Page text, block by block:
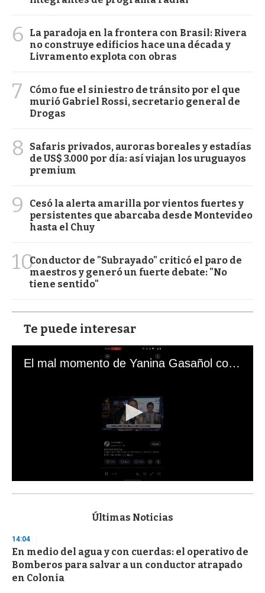
6
La paradoja en la frontera con Brasil: Rivera
no construye edificios hace una década y
Livramento explota con obras
7
Cómo fue el siniestro de tránsito por el que
murió Gabriel Rossi, secretario general de
Drogas
8
Safaris privados, auroras boreales y estadías
de US$ 3.000 por día: así viajan los uruguayos
premium
9
Cesó la alerta amarilla por vientos fuertes y
persistentes que abarcaba desde Montevideo
hasta el Chuy
10Conductor de "Subrayado" criticó el paro de
maestros y generó un fuerte debate: "No
tiene sentido"
Te puede interesar
El mal momento de Yanina Gasañol con un hincha argentino en "Subrayado"
s
d
s
o
f
3
Últimas Noticias
14:04
En medio del agua y con cuerdas: el operativo de
Bomberos para salvar a un conductor atrapado
en Colonia